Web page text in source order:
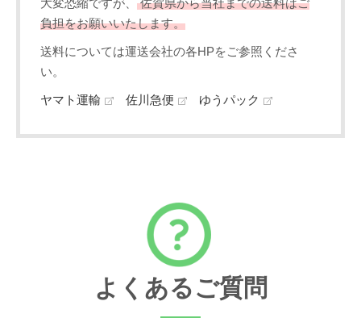
負担をお願いいたします。
送料については運送会社の各HPをご参照くださ
い。
ヤマト運輸 佐川急便 ゆうパック
よくあるご質問